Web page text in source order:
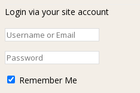
Login via your site account
Remember Me